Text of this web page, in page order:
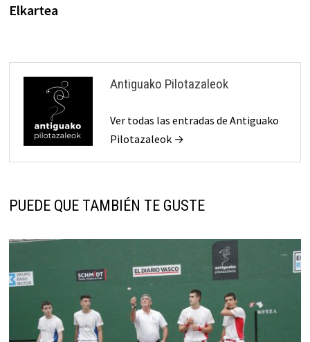
Elkartea
Antiguako Pilotazaleok
Ver todas las entradas de Antiguako
Pilotazaleok →
PUEDE QUE TAMBIÉN TE GUSTE